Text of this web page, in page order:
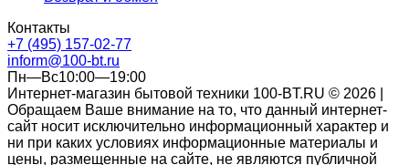
Контакты
+7 (495) 157-02-77
inform@100-bt.ru
Пн—Вс10:00—19:00
Интернет-магазин бытовой техники 100-BT.RU © 2026 |
Обращаем Ваше внимание на то, что данный интернет-
сайт носит исключительно информационный характер и
ни при каких условиях информационные материалы и
цены, размещенные на сайте, не являются публичной